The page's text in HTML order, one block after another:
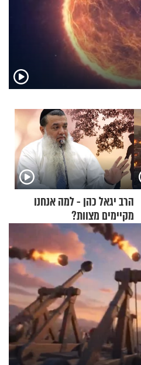
הרב יגאל כהן - למה אנחנו
מקיימים מצוות?